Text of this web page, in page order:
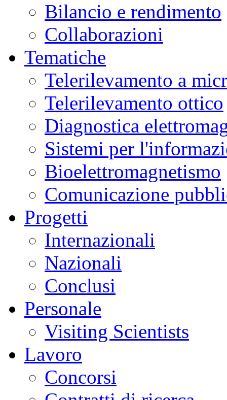
Bilancio e rendimento
Collaborazioni
Tematiche
Telerilevamento a
Telerilevamento ottico
Diagnostica
Sistemi per
Bioelettromagnetismo
Comunicazione
Progetti
Internazionali
Nazionali
Conclusi
Personale
Visiting Scientists
Lavoro
Concorsi